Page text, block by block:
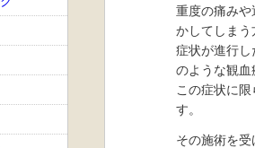
重度の痛み
かしてしま
症状が進行
のような観
この症状に
す。
その施術を